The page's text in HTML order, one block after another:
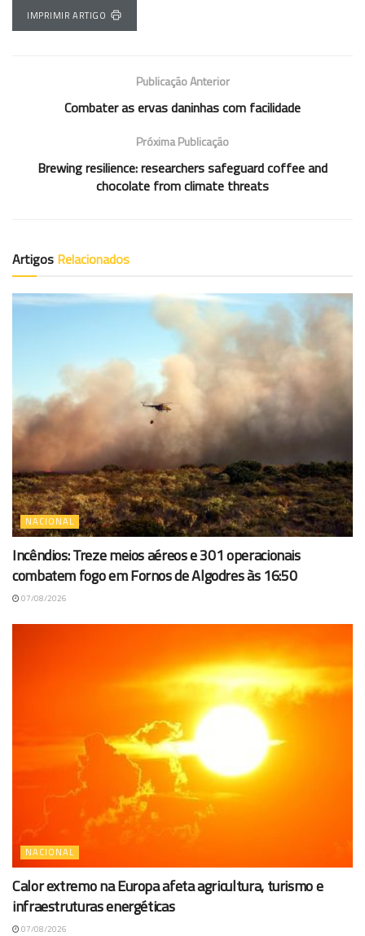
IMPRIMIR ARTIGO
Publicação Anterior
Combater as ervas daninhas com facilidade
Próxima Publicação
Brewing resilience: researchers safeguard coffee and
chocolate from climate threats
Artigos Relacionados
NACIONAL
Incêndios: Treze meios aéreos e 301 operacionais
combatem fogo em Fornos de Algodres às 16:50
07/08/2026
NACIONAL
Calor extremo na Europa afeta agricultura, turismo e
infraestruturas energéticas
07/08/2026